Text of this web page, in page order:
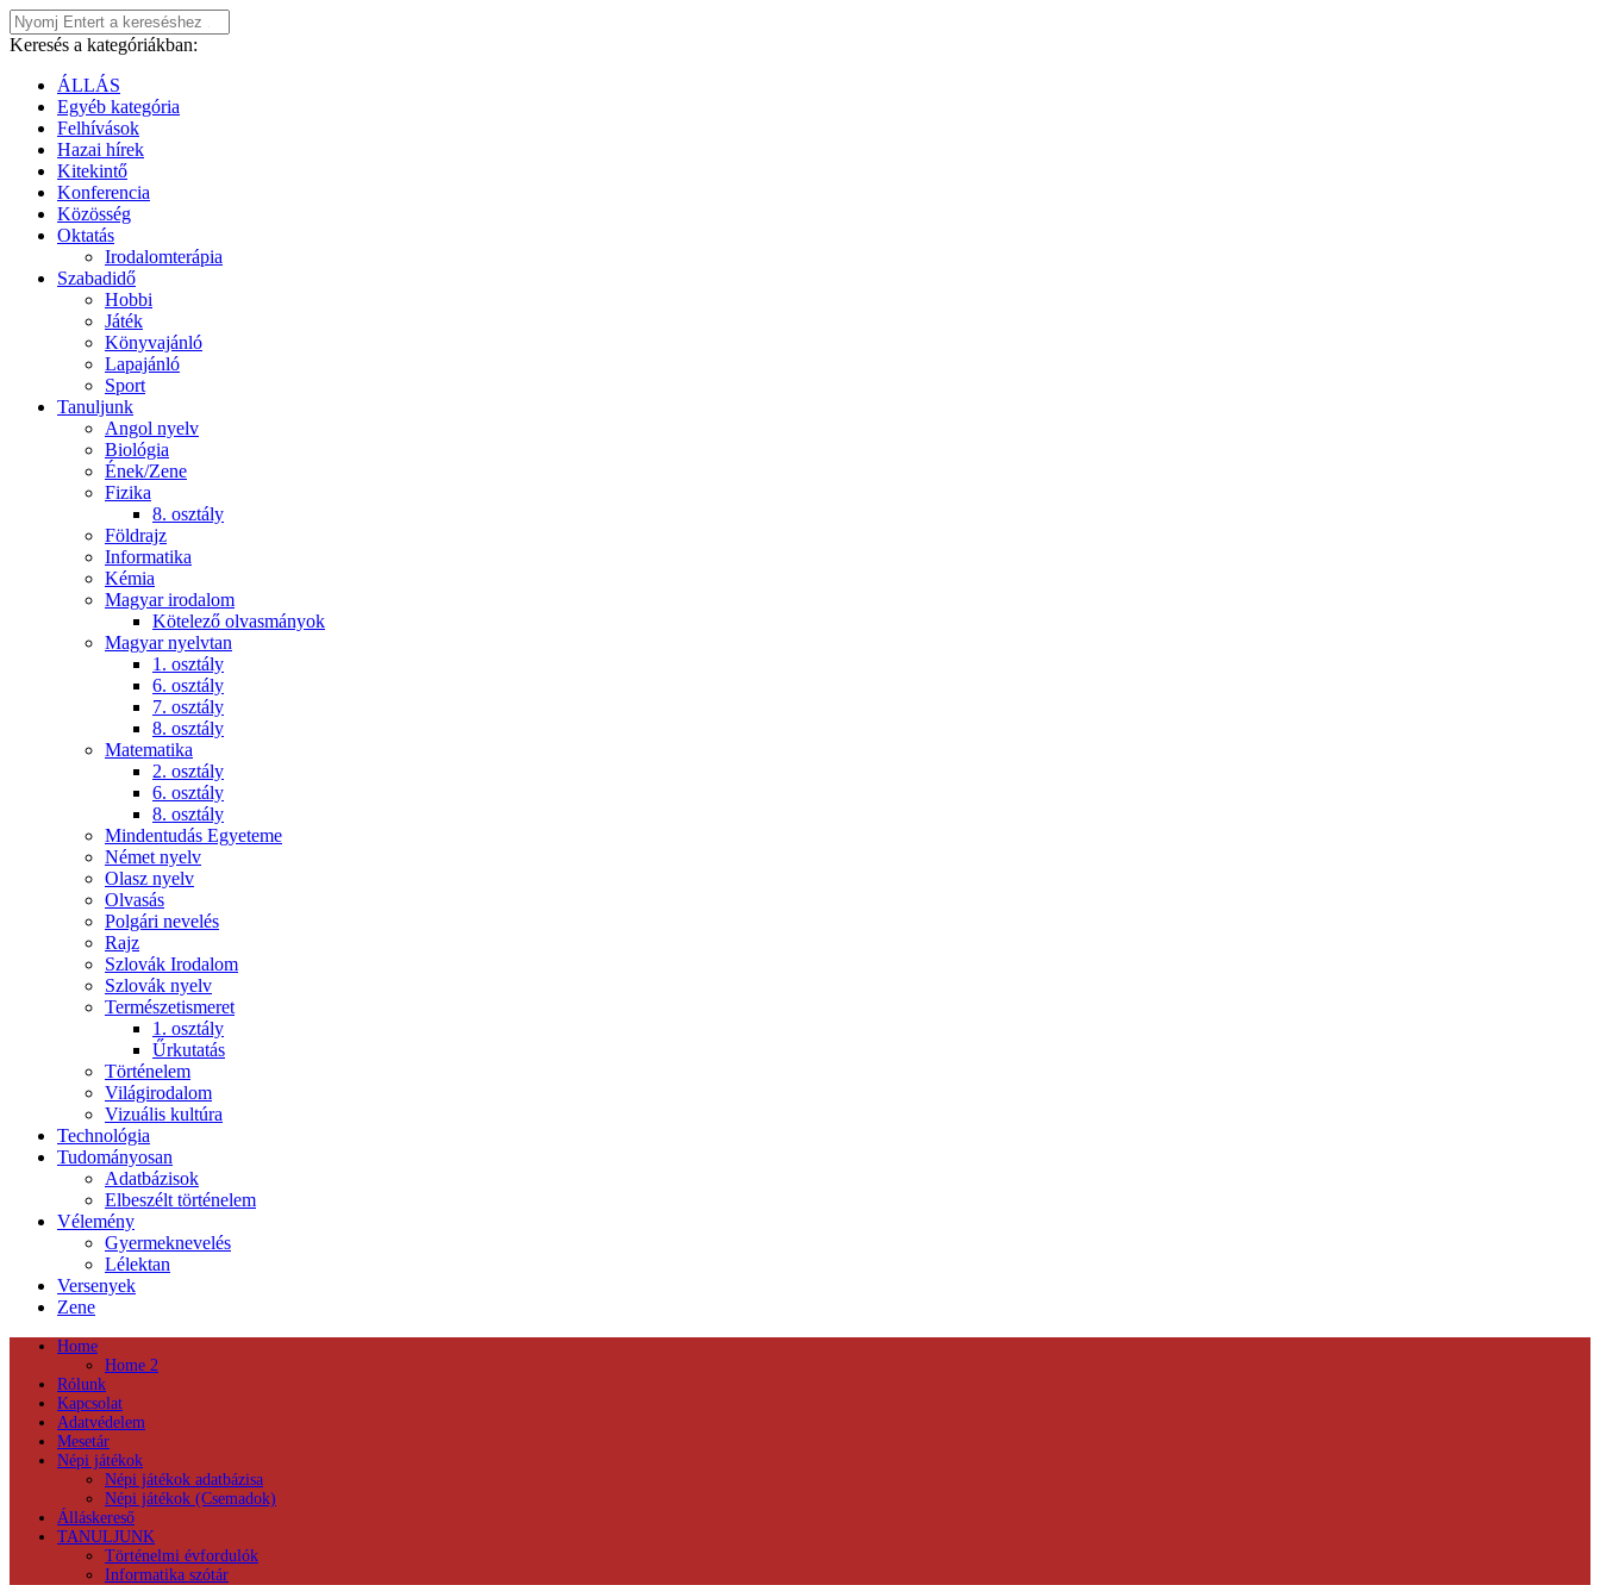
Keresés a kategóriákban:
ÁLLÁS
Egyéb kategória
Felhívások
Hazai hírek
Kitekintő
Konferencia
Közösség
Oktatás
Irodalomterápia
Szabadidő
Hobbi
Játék
Könyvajánló
Lapajánló
Sport
Tanuljunk
Angol nyelv
Biológia
Ének/Zene
Fizika
8. osztály
Földrajz
Informatika
Kémia
Magyar irodalom
Kötelező olvasmányok
Magyar nyelvtan
1. osztály
6. osztály
7. osztály
8. osztály
Matematika
2. osztály
6. osztály
8. osztály
Mindentudás Egyeteme
Német nyelv
Olasz nyelv
Olvasás
Polgári nevelés
Rajz
Szlovák Irodalom
Szlovák nyelv
Természetismeret
1. osztály
Űrkutatás
Történelem
Világirodalom
Vizuális kultúra
Technológia
Tudományosan
Adatbázisok
Elbeszélt történelem
Vélemény
Gyermeknevelés
Lélektan
Versenyek
Zene
Home
Home 2
Rólunk
Kapcsolat
Adatvédelem
Mesetár
Népi játékok
Népi játékok adatbázisa
Népi játékok (Csemadok)
Álláskereső
TANULJUNK
Történelmi évfordulók
Informatika szótár